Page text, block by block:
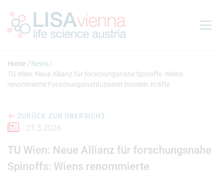
Home
News
TU Wien: Neue Allianz für forschungsnahe Spinoffs: Wiens
renommierte Forschungsinstitutionen bündeln Kräfte
ZURÜCK ZUR ÜBERSICHT
21.5.2026
TU Wien: Neue Allianz für forschungsnahe
Spinoffs: Wiens renommierte